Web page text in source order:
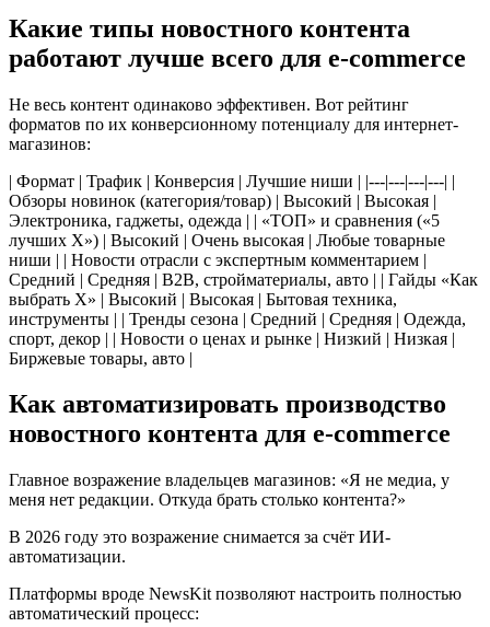
Какие типы новостного контента
работают лучше всего для e-commerce
Не весь контент одинаково эффективен. Вот рейтинг
форматов по их конверсионному потенциалу для интернет-
магазинов:
| Формат | Трафик | Конверсия | Лучшие ниши | |---|---|---|---| |
Обзоры новинок (категория/товар) | Высокий | Высокая |
Электроника, гаджеты, одежда | | «ТОП» и сравнения («5
лучших X») | Высокий | Очень высокая | Любые товарные
ниши | | Новости отрасли с экспертным комментарием |
Средний | Средняя | B2B, стройматериалы, авто | | Гайды «Как
выбрать X» | Высокий | Высокая | Бытовая техника,
инструменты | | Тренды сезона | Средний | Средняя | Одежда,
спорт, декор | | Новости о ценах и рынке | Низкий | Низкая |
Биржевые товары, авто |
Как автоматизировать производство
новостного контента для e-commerce
Главное возражение владельцев магазинов: «Я не медиа, у
меня нет редакции. Откуда брать столько контента?»
В 2026 году это возражение снимается за счёт ИИ-
автоматизации.
Платформы вроде NewsKit позволяют настроить полностью
автоматический процесс: